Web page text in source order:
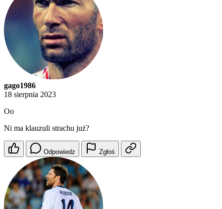
gago1986
18 sierpnia 2023
Oo
Ni ma klauzuli strachu już?
Odpowiedz Zgłoś